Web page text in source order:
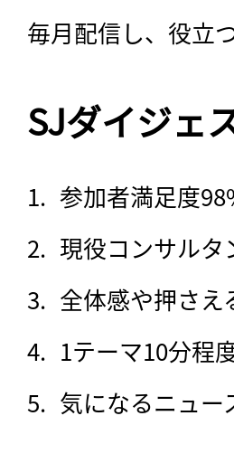
毎月配信し、役立
SJダイジェ
参加者満足度
現役コンサル
全体感や押さ
1テーマ10分程
気になるニュー